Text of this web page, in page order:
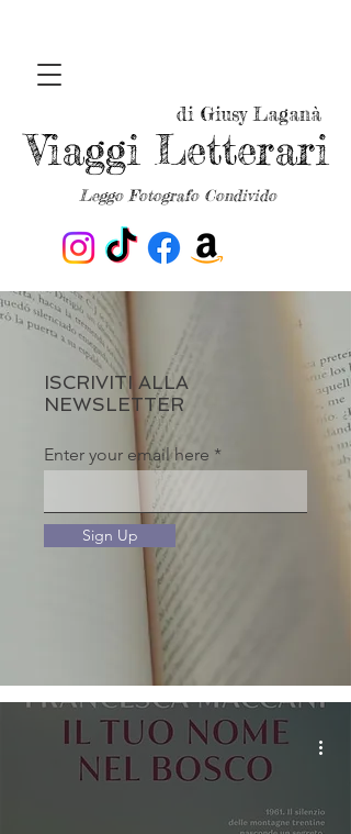
Leggo Fotografo Condivido
Viaggi Letterari
di Giusy Laganà
ISCRIVITI ALLA
NEWSLETTER
Enter your email here
Sign Up